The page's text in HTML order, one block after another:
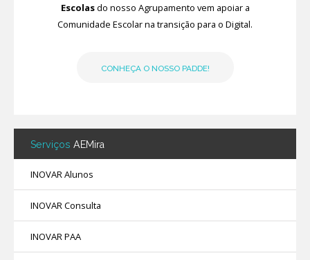
Escolasdo nosso Agrupamento vem apoiar a
Comunidade Escolar na transição para o Digital.
CONHEÇA O NOSSO PADDE!
Serviços AEMira
INOVAR Alunos
INOVAR Consulta
INOVAR PAA